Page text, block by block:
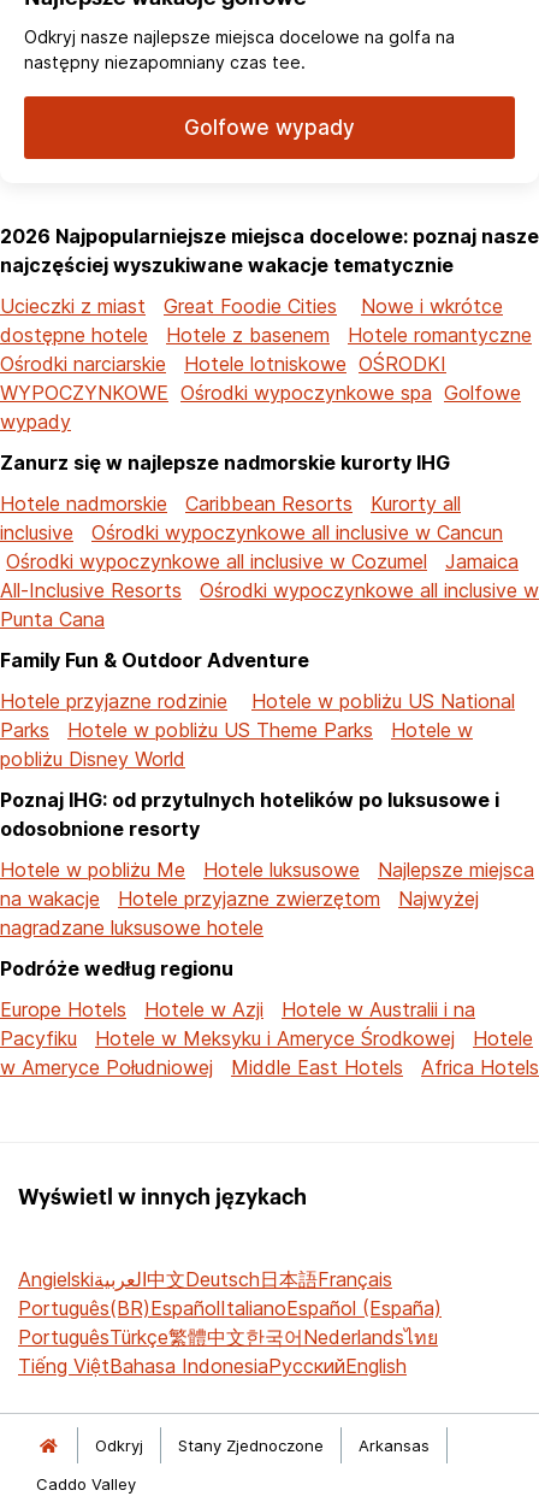
Odkryj nasze najlepsze miejsca docelowe na golfa na
następny niezapomniany czas tee.
Golfowe wypady
2026 Najpopularniejsze miejsca docelowe: poznaj nasze
najczęściej wyszukiwane wakacje tematycznie
Ucieczki z miast
Great Foodie Cities
Nowe i wkrótce
dostępne hotele
Hotele z basenem
Hotele romantyczne
Ośrodki narciarskie
Hotele lotniskowe OŚRODKI
WYPOCZYNKOWE Ośrodki wypoczynkowe spa Golfowe
wypady
Zanurz się w najlepsze nadmorskie kurorty IHG
Hotele nadmorskie
Caribbean Resorts
Kurorty all
inclusive
Ośrodki wypoczynkowe all inclusive w Cancun
Ośrodki wypoczynkowe all inclusive w Cozumel
Jamaica
All-Inclusive Resorts
Ośrodki wypoczynkowe all inclusive w
Punta Cana
Family Fun & Outdoor Adventure
Hotele przyjazne rodzinie
Hotele w pobliżu US National
Parks
Hotele w pobliżu US Theme Parks
Hotele w
pobliżu Disney World
Poznaj IHG: od przytulnych hotelików po luksusowe i
odosobnione resorty
Hotele w pobliżu Me
Hotele luksusowe
Najlepsze miejsca
na wakacje
Hotele przyjazne zwierzętom
Najwyżej
nagradzane luksusowe hotele
Podróże według regionu
Europe Hotels
Hotele w Azji
Hotele w Australii i na
Pacyfiku
Hotele w Meksyku i Ameryce Środkowej
Hotele
w Ameryce Południowej
Middle East Hotels Africa Hotels
Wyświetl w innych językach
Angielskiالعربية中文Deutsch日本語Français
Português(BR)EspañolItalianoEspañol (España)
PortuguêsTürkçe繁體中文한국어Nederlandsไทย
Tiếng ViệtBahasa IndonesiaРусскийEnglish
Odkryj Stany Zjednoczone
Arkansas
Caddo Valley